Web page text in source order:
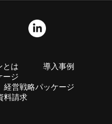
とは
導入事例
ージ
経営戦略パッケージ
料請求